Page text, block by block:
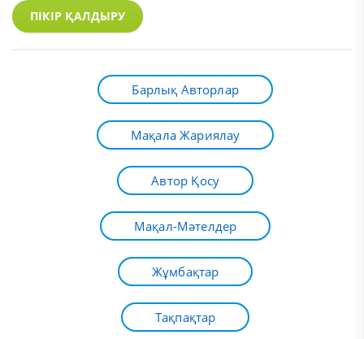
ПІКІР ҚАЛДЫРУ
Барлық Авторлар
Мақала Жариялау
Автор Қосу
Мақал-Мәтелдер
Жұмбақтар
Тақпақтар